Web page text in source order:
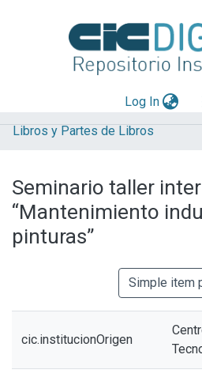
Log In
Explorar
Aportar material
Statistics
Libros y Partes de Libros
Seminario taller
“Mantenimiento
pinturas”
Simple item
cic.institucionOrigen